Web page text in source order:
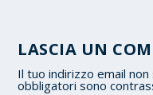
LASCIA UN
Il tuo indirizzo email
obbligatori sono